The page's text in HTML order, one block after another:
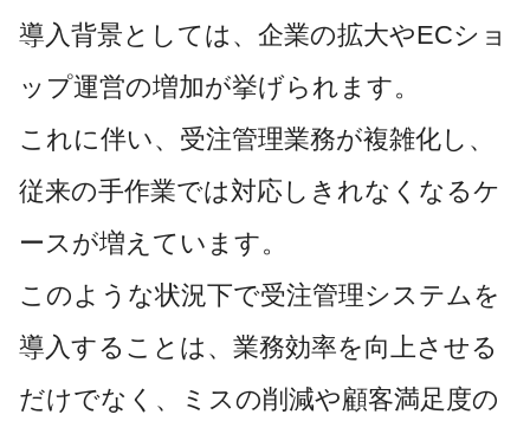
導入背景としては、企業の拡大やECショ
ップ運営の増加が挙げられます。
これに伴い、受注管理業務が複雑化し、
従来の手作業では対応しきれなくなるケ
ースが増えています。
このような状況下で受注管理システムを
導入することは、業務効率を向上させる
だけでなく、ミスの削減や顧客満足度の